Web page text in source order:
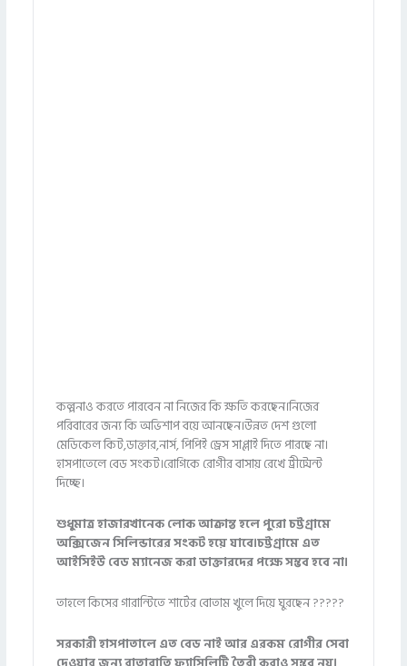
কল্পনাও করতে পারবেন না নিজের কি ক্ষতি করছেন।নিজের
পরিবারের জন্য কি অভিশাপ বয়ে আনছেন।উন্নত দেশ গুলো
মেডিকেল কিট,ডাক্তার,নার্স, পিপিই ড্রেস সাপ্লাই দিতে পারছে না।
হাসপাতেলে বেড সংকট।রোগিকে রোগীর বাসায় রেখে ট্রীট্মেন্ট
দিচ্ছে।
শুধুমাত্র হাজারখানেক লোক আক্রান্ত হলে পুরো চট্টগ্রামে
অক্সিজেন সিলিন্ডারের সংকট হয়ে যাবে।চট্টগ্রামে এত
আইসিইউ বেড ম্যানেজ করা ডাক্তারদের পক্ষে সম্ভব হবে না।
তাহলে কিসের গারান্টিতে শার্টের বোতাম খুলে দিয়ে ঘুরছেন ?????
সরকারী হাসপাতালে এত বেড নাই আর এরকম রোগীর সেবা